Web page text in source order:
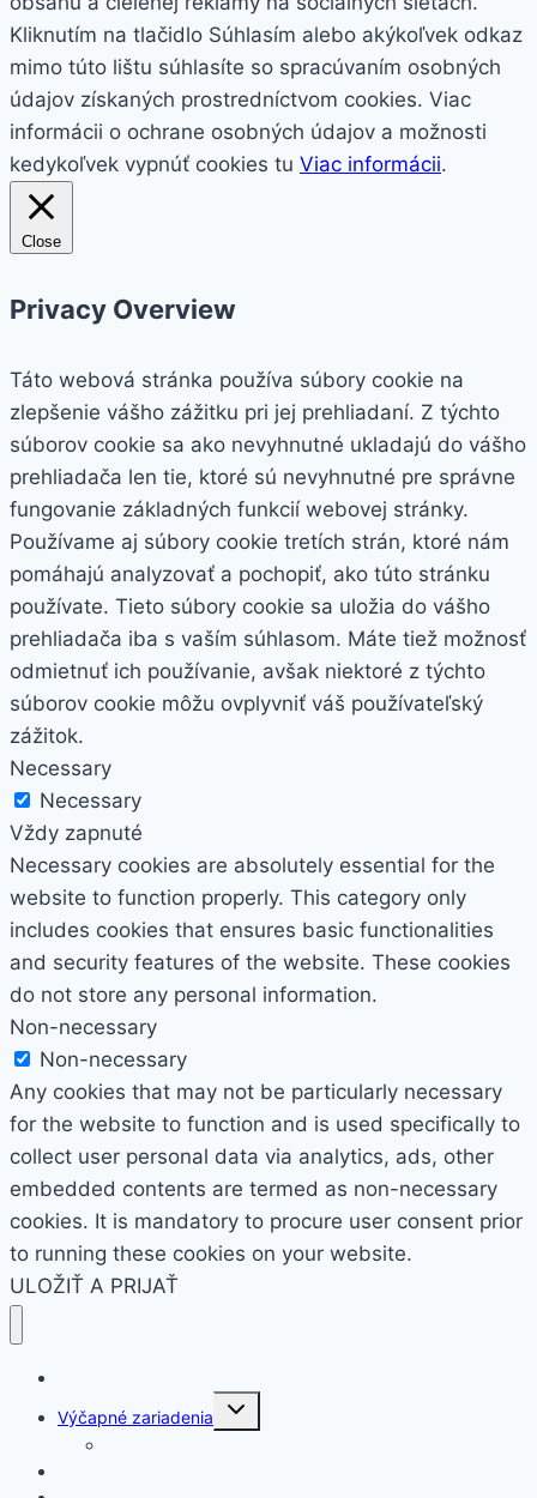
Kliknutím na tlačidlo Súhlasím alebo akýkoľvek odkaz
mimo túto lištu súhlasíte so spracúvaním osobných
údajov získaných prostredníctvom cookies. Viac
informácii o ochrane osobných údajov a možnosti
kedykoľvek vypnúť cookies tu Viac informácii.
Close
Privacy Overview
Táto webová stránka používa súbory cookie na
zlepšenie vášho zážitku pri jej prehliadaní. Z týchto
súborov cookie sa ako nevyhnutné ukladajú do vášho
prehliadača len tie, ktoré sú nevyhnutné pre správne
fungovanie základných funkcií webovej stránky.
Používame aj súbory cookie tretích strán, ktoré nám
pomáhajú analyzovať a pochopiť, ako túto stránku
používate. Tieto súbory cookie sa uložia do vášho
prehliadača iba s vaším súhlasom. Máte tiež možnosť
odmietnuť ich používanie, avšak niektoré z týchto
súborov cookie môžu ovplyvniť váš používateľský
zážitok.
Necessary
Necessary
Vždy zapnuté
Necessary cookies are absolutely essential for the
website to function properly. This category only
includes cookies that ensures basic functionalities
and security features of the website. These cookies
do not store any personal information.
Non-necessary
Non-necessary
Any cookies that may not be particularly necessary
for the website to function and is used specifically to
collect user personal data via analytics, ads, other
embedded contents are termed as non-necessary
cookies. It is mandatory to procure user consent prior
to running these cookies on your website.
ULOŽIŤ A PRIJAŤ
Výčapné zariadenia
Toggle